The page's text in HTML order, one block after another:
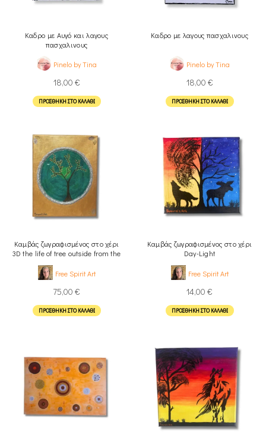
Καδρο με Αυγό και λαγους
πασχαλινους
Pinelo by Tina
18,00 €
ΠΡΟΣΘΉΚΗ ΣΤΟ ΚΑΛΆΘΙ
Καδρο με λαγους πασχαλινους
Pinelo by Tina
18,00 €
ΠΡΟΣΘΉΚΗ ΣΤΟ ΚΑΛΆΘΙ
Καμβάς ζωγραφισμένος στο χέρι
3D the life of tree outside from the
Free Spirit Art
75,00 €
ΠΡΟΣΘΉΚΗ ΣΤΟ ΚΑΛΆΘΙ
Καμβάς ζωγραφισμένος στο χέρι
Day-Light
Free Spirit Art
14,00 €
ΠΡΟΣΘΉΚΗ ΣΤΟ ΚΑΛΆΘΙ